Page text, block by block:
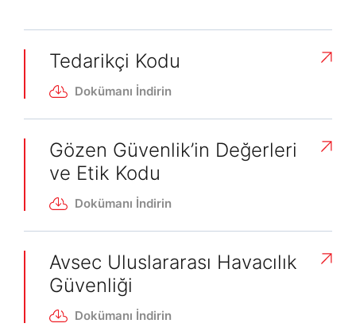
Tedarikçi Kodu
Dokümanı İndirin
Gözen Güvenlik’in Değerleri
ve Etik Kodu
Dokümanı İndirin
Avsec Uluslararası Havacılık
Güvenliği
Dokümanı İndirin